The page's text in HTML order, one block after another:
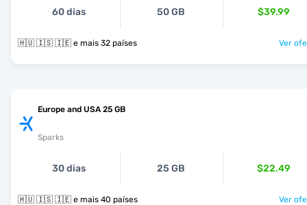
60 dias 50 GB $39.99
🇭🇺 🇮🇸 🇮🇪 e mais 32 países Ver
Europe and USA 25 GB
Sparks
30 dias 25 GB $22.49
🇭🇺 🇮🇸 🇮🇪 e mais 40 países Ver